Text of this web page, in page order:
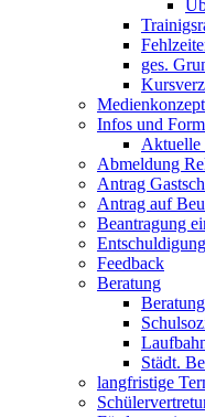
ges.
Infos und
Aktuelle
Abmeldung
Antrag
Antrag auf
Beantragung
Feedback
Beratung
Städt.
langfristige